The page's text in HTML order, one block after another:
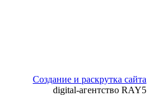
Создание и раскрутка сайта
digital-агентство RAY5